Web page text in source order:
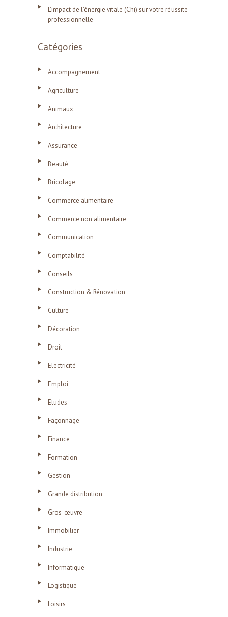
L’impact de l’énergie vitale (Chi) sur votre réussite
professionnelle
Catégories
Accompagnement
Agriculture
Animaux
Architecture
Assurance
Beauté
Bricolage
Commerce alimentaire
Commerce non alimentaire
Communication
Comptabilité
Conseils
Construction & Rénovation
Culture
Décoration
Droit
Electricité
Emploi
Etudes
Façonnage
Finance
Formation
Gestion
Grande distribution
Gros-œuvre
Immobilier
Industrie
Informatique
Logistique
Loisirs